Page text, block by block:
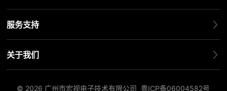
服务支持
关于我们
© 2026 广州市宏视电子技术有限公司粤ICP备06004582号